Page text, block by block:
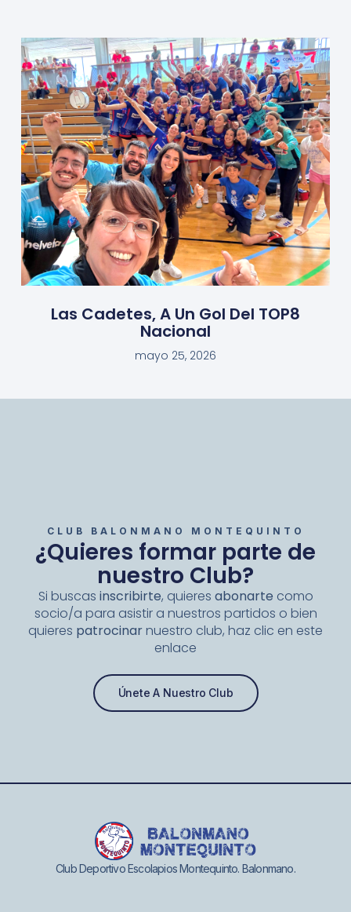
Las Cadetes, A Un Gol Del TOP8
Nacional
mayo 25, 2026
CLUB BALONMANO MONTEQUINTO
¿Quieres formar parte de
nuestro Club?
Si buscas inscribirte, quieres abonarte como
socio/a para asistir a nuestros partidos o bien
quieres patrocinarnuestro club, haz clic en este
enlace
Únete A Nuestro Club
Club Deportivo Escolapios Montequinto. Balonmano.